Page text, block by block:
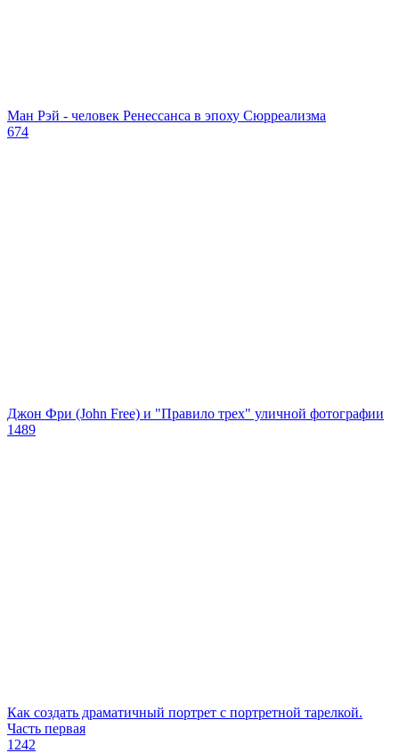
Ман Рэй - человек Ренессанса в эпоху Сюрреализма
674
Джон Фри (John Free) и "Правило трех" уличной фотографии
1489
Как создать драматичный портрет с портретной тарелкой.
Часть первая
1242